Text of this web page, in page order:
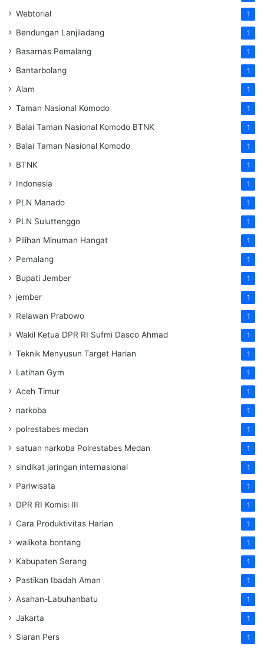
Webtorial 1
Bendungan Lanjiladang 1
Basarnas Pemalang 1
Bantarbolang 1
Alam 1
Taman Nasional Komodo 1
Balai Taman Nasional Komodo BTNK 1
Balai Taman Nasional Komodo 1
BTNK 1
Indonesia 1
PLN Manado 1
PLN Suluttenggo 1
Pilihan Minuman Hangat 1
Pemalang 1
Bupati Jember 1
jember 1
Relawan Prabowo 1
Wakil Ketua DPR RI Sufmi Dasco Ahmad 1
Teknik Menyusun Target Harian 1
Latihan Gym 1
Aceh Timur 1
narkoba 1
polrestabes medan 1
satuan narkoba Polrestabes Medan 1
sindikat jaringan internasional 1
Pariwisata 1
DPR RI Komisi III 1
Cara Produktivitas Harian 1
walikota bontang 1
Kabupaten Serang 1
Pastikan Ibadah Aman 1
Asahan-Labuhanbatu 1
Jakarta 1
Siaran Pers 1